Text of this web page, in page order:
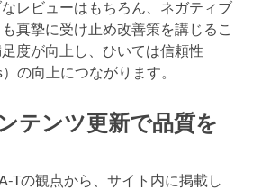
レビューはもちろん、ネガティブ
真摯に受け止め改善策を講じるこ
度が向上し、ひいては信頼性
の向上につながります。
テンツ更新で品質を
Tの観点から、サイト内に掲載し